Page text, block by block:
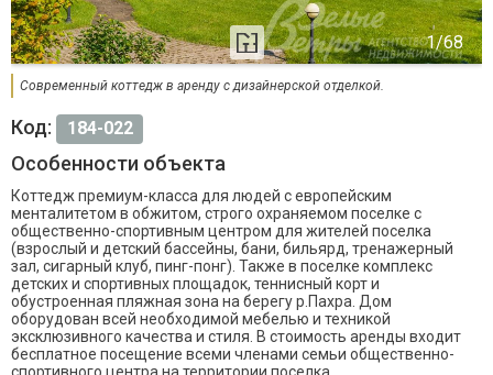
Современный коттедж в аренду с дизайнерской отделкой.
Код: 184-022
Особенности объекта
Коттедж премиум-класса для людей с европейским
менталитетом в обжитом, строго охраняемом поселке с
общественно-спортивным центром для жителей поселка
(взрослый и детский бассейны, бани, бильярд, тренажерный
зал, сигарный клуб, пинг-понг). Также в поселке комплекс
детских и спортивных площадок, теннисный корт и
обустроенная пляжная зона на берегу р.Пахра. Дом
оборудован всей необходимой мебелью и техникой
эксклюзивного качества и стиля. В стоимость аренды входит
бесплатное посещение всеми членами семьи общественно-